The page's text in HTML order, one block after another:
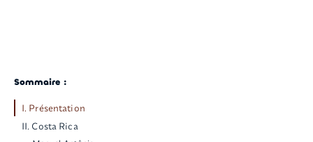
Sommaire :
I. Présentation
II. Costa Rica